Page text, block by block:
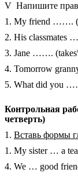
V Напишите
1. My friend …….
2. His classmates
3. Jane …….
4. Tomorrow
5. What did you
Контрольная
четверть)
1. Вставь формы
1. My sister … a
4. We … good